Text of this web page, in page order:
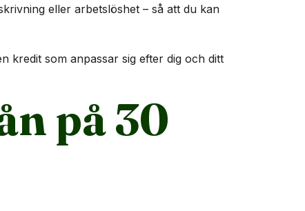
eller arbetslöshet – så att du kan
kredit som anpassar sig efter dig och ditt
på 30